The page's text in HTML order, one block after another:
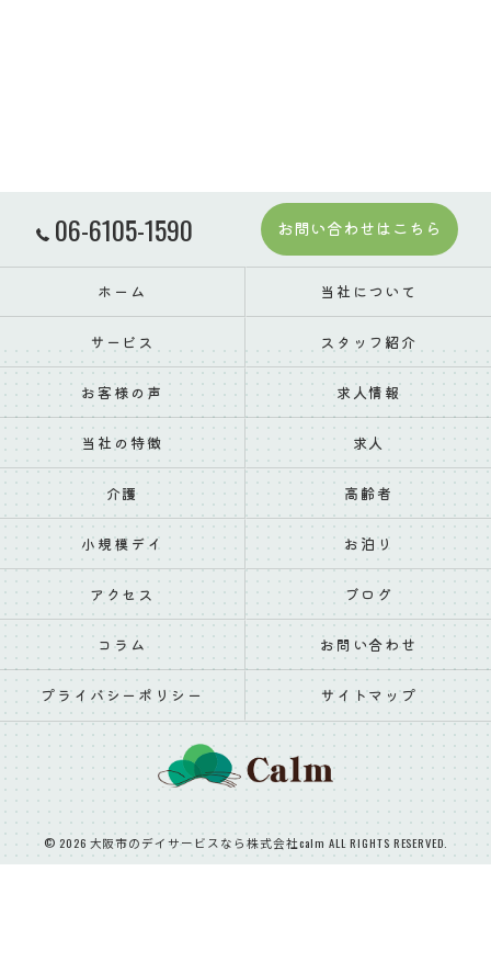
06-6105-1590 お問い合わせはこちら
ホーム 当社について
サービス スタッフ紹介
お客様の声 求人情報
当社の特徴 求人
介護 高齢者
小規模デイ お泊り
アクセス ブログ
コラム お問い合わせ
プライバシーポリシー サイトマップ
© 2026 大阪市のデイサービスなら株式会社calm ALL RIGHTS RESERVED.